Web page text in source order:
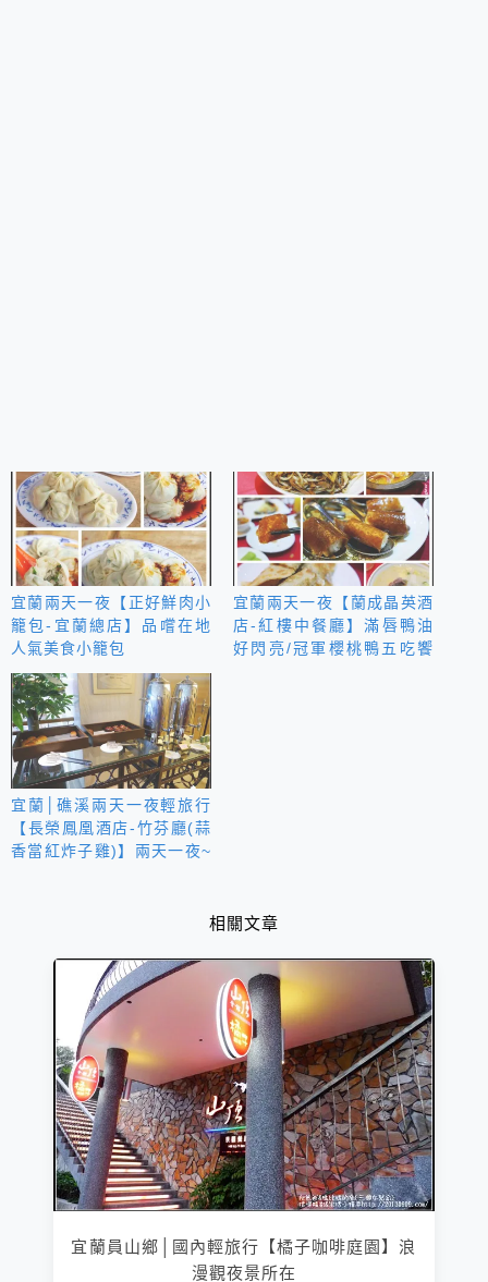
宜蘭兩天一夜【正好鮮肉小
籠包-宜蘭總店】品嚐在地
人氣美食小籠包
宜蘭兩天一夜【蘭成晶英酒
店-紅樓中餐廳】滿唇鴨油
好閃亮/冠軍櫻桃鴨五吃饗
宜蘭│礁溪兩天一夜輕旅行
【長榮鳳凰酒店-竹芬廳(蒜
香當紅炸子雞)】兩天一夜~
相關文章
宜蘭員山鄉│國內輕旅行【橘子咖啡庭園】浪
漫觀夜景所在